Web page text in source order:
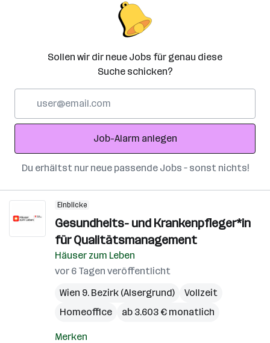
Sollen wir dir neue Jobs für genau diese
Suche schicken?
Adresse
Job-Alarm anlegen
Du erhältst nur neue passende Jobs – sonst nichts!
Einblicke
Gesundheits- und Krankenpfleger*in
für Qualitätsmanagement
Häuser zum Leben
vor 6 Tagen veröffentlicht
Wien 9. Bezirk (Alsergrund)
Vollzeit
Homeoffice
ab 3.603 € monatlich
Merken